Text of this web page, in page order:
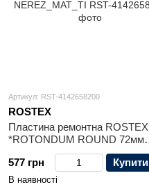
Артикул: RST-4142658200
ROSTEX
Пластина ремонтна ROSTEX
*ROTONDUM ROUND 72мм
Нерж.сталь_мат_титан_PVD
NEREZ_MAT_TI
577 грн Купити
В наявності